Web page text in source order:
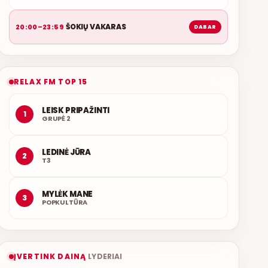
20:00–23:59 ŠOKIŲ VAKARAS DABAR
RELAX FM TOP 15
1 LEISK PRIPAŽINTI
GRUPĖ 2
2 LEDINĖ JŪRA
T3
3 MYLĖK MANE
POPKULTŪRA
ĮVERTINK DAINĄ LYDERIAI